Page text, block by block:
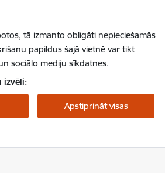
tā izmanto obligāti nepieciešamās
papildus šajā vietnē var tikt
sociālo mediju sīkdatnes.
izvēli:
Apstiprināt visas